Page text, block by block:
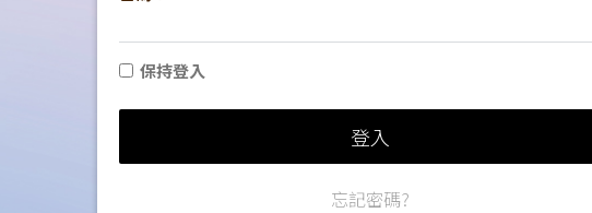
保持登入
登入
忘記密碼?